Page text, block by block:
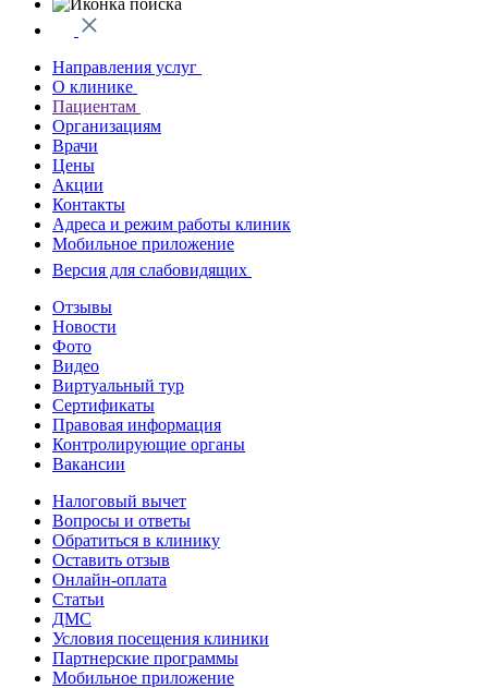
Направления услуг
О клинике
Пациентам
Организациям
Врачи
Цены
Акции
Контакты
Адреса и режим работы клиник
Мобильное приложение
Версия для слабовидящих
Отзывы
Новости
Фото
Видео
Виртуальный тур
Сертификаты
Правовая информация
Контролирующие органы
Вакансии
Налоговый вычет
Вопросы и ответы
Обратиться в клинику
Оставить отзыв
Онлайн-оплата
Статьи
ДМС
Условия посещения клиники
Партнерские программы
Мобильное приложение